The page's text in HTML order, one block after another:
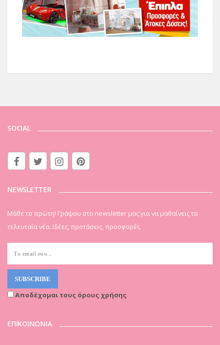
SOCIAL
NEWSLETTER
Μάθε το πρώτη! Γράψου στο newsletter μας για να μαθαίνεις τα
τελευταία νέα. Ιδέες, προτάσεις, προσφορές.
Αποδέχομαι τους όρους χρήσης
ΕΠΙΚΟΙΝΩΝΙΑ